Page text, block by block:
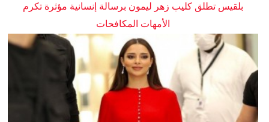
بلقيس تطلق كليب زهر ليمون برسالة إنسانية مؤثرة تكرم
الأمهات المكافحات